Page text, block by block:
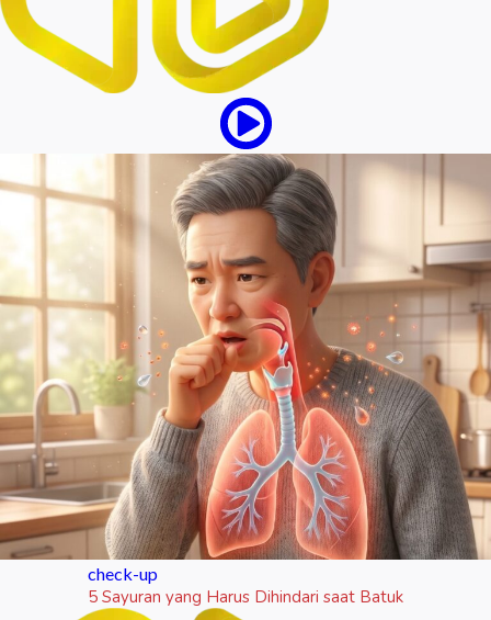
check-up
5 Sayuran yang Harus Dihindari saat Batuk